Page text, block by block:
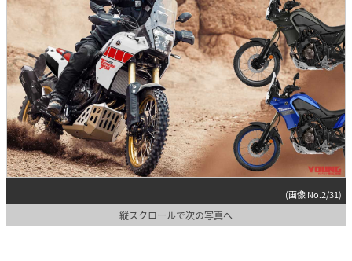
(画像 No.2/31)
縦スクロールで次の写真へ